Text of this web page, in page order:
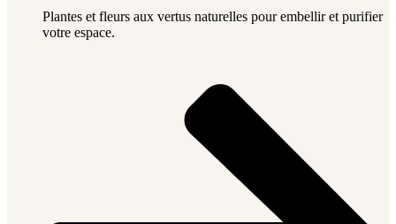
Plantes et fleurs aux vertus naturelles pour embellir et purifier
votre espace.